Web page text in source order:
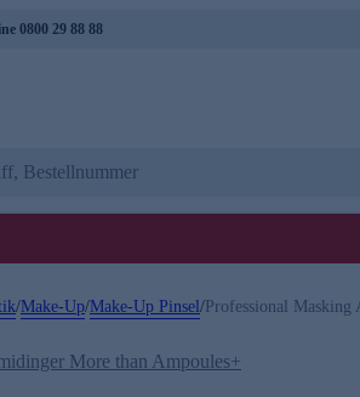
0800 29 88 88
/Make-Up/Make-Up Pinsel/ Professional Masking
More than Ampoules+